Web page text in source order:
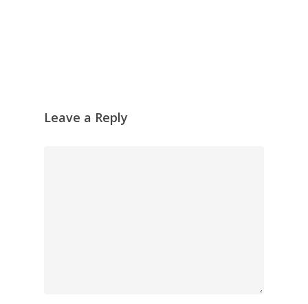
Leave a Reply